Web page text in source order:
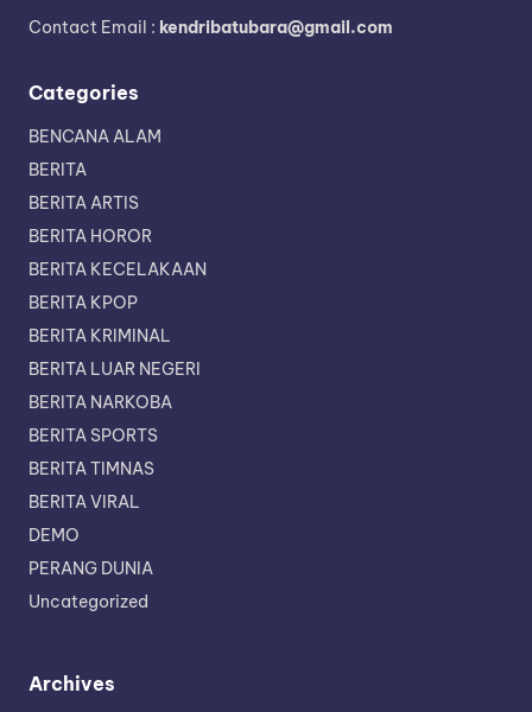
Contact Email : kendribatubara@gmail.com
Categories
BENCANA ALAM
BERITA
BERITA ARTIS
BERITA HOROR
BERITA KECELAKAAN
BERITA KPOP
BERITA KRIMINAL
BERITA LUAR NEGERI
BERITA NARKOBA
BERITA SPORTS
BERITA TIMNAS
BERITA VIRAL
DEMO
PERANG DUNIA
Uncategorized
Archives